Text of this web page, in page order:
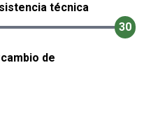
técnica
30
de